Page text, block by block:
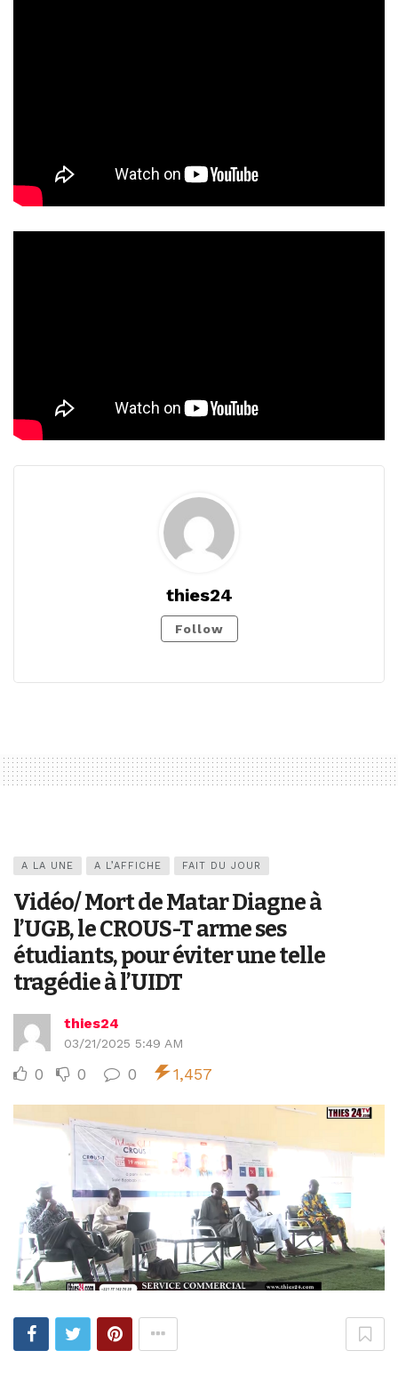
thies24
Follow
A LA UNE A L’AFFICHE FAIT DU JOUR
Vidéo/ Mort de Matar Diagne à
l’UGB, le CROUS-T arme ses
étudiants, pour éviter une telle
tragédie à l’UIDT
thies24
03/21/2025 5:49 AM
0 0 0 1,457